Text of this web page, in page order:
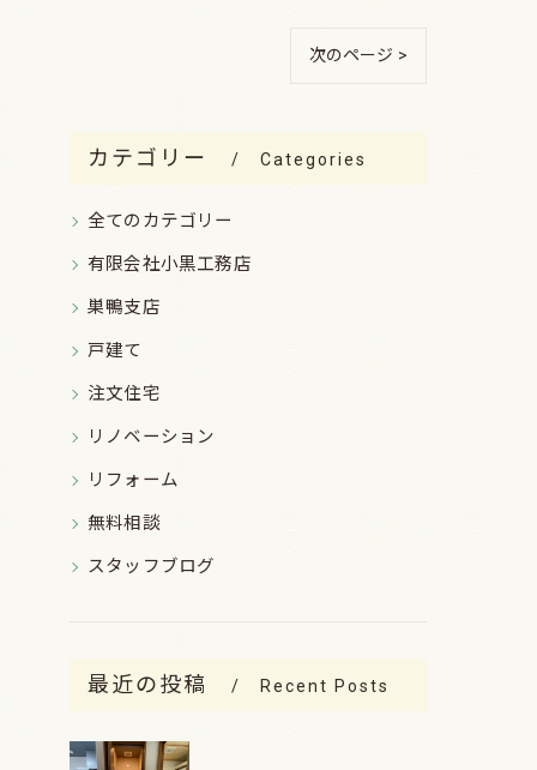
次のページ >
カテゴリー Categories
全てのカテゴリー
有限会社小黒工務店
巣鴨支店
戸建て
注文住宅
リノベーション
リフォーム
無料相談
スタッフブログ
最近の投稿 Recent Posts